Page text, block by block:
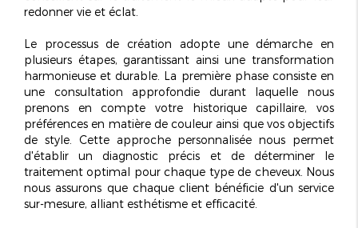
redonner vie et éclat.
Le processus de création adopte une démarche en
plusieurs étapes, garantissant ainsi une transformation
harmonieuse et durable. La première phase consiste en
une consultation approfondie durant laquelle nous
prenons en compte votre historique capillaire, vos
préférences en matière de couleur ainsi que vos objectifs
de style. Cette approche personnalisée nous permet
d'établir un diagnostic précis et de déterminer le
traitement optimal pour chaque type de cheveux. Nous
nous assurons que chaque client bénéficie d'un service
sur-mesure, alliant esthétisme et efficacité.